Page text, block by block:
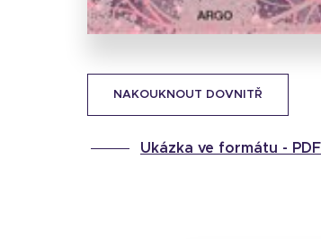
NAKOUKNOUT DOVNITŘ
Ukázka ve formátu - PDF